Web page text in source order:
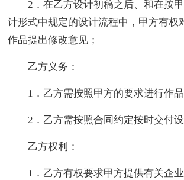
2．在乙方设计初稿之后、和在按
计形式中规定的设计流程中，甲方有权
作品提出修改意见；
乙方义务：
1．乙方需按照甲方的要求进行作品
2．乙方需按照合同约定按时交付设
乙方权利：
1．乙方有权要求甲方提供有关企